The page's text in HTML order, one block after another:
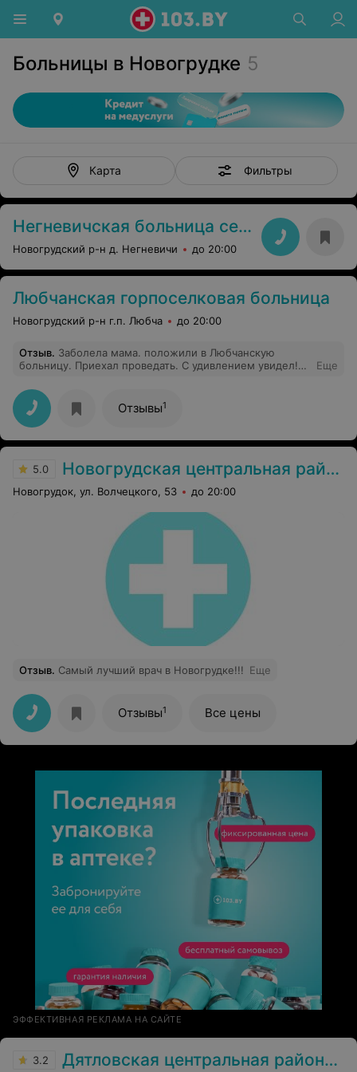
Больницы в Новогрудке 5
Карта Фильтры
Негневичская больница сестринского ухода
Новогрудский р-н д. Негневичи до 20:00
Любчанская горпоселковая больница
Новогрудский р-н г.п. Любча до 20:00
Отзыв. Заболела мама. положили в Любчанскую
больницу. Приехал проведать. С удивлением увидел!
убирает территорию. Медперсонал добродушный,
отзывчивый. Не сравнить с Минском. Уважаемые
сотрудники больницы: дай вам Бог здоровья, успехов
во всём. Спасибо за ваш труд.
Еще
Отзывы1
5.0 Новогрудская центральная районная больница
Новогрудок, ул. Волчецкого, 53 до 20:00
Отзыв. Самый лучший врач в Новогрудке!!! Еще
Отзывы1 Все цены
ЭФФЕКТИВНАЯ РЕКЛАМА НА САЙТЕ
3.2 Дятловская центральная районная больница